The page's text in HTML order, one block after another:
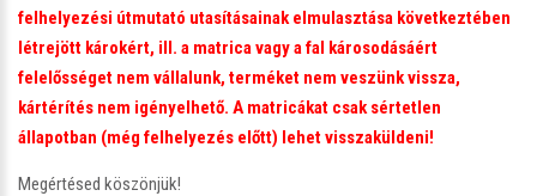
felhelyezési útmutató utasításainak elmulasztása következtében
létrejött károkért, ill. a matrica vagy a fal károsodásáért
felelősséget nem vállalunk, terméket nem veszünk vissza,
kártérítés nem igényelhető. A matricákat csak sértetlen
állapotban (még felhelyezés előtt) lehet visszaküldeni!
Megértésed köszönjük!